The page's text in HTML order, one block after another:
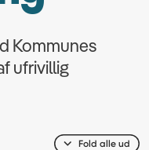
Kommunes
ufrivillig
Fold alle ud